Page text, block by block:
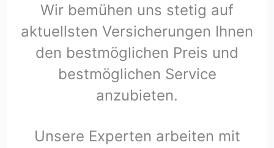
Wir bemühen uns stetig auf
aktuellsten Versicherungen Ihnen
den bestmöglichen Preis und
bestmöglichen Service
anzubieten.
Unsere Experten arbeiten mit